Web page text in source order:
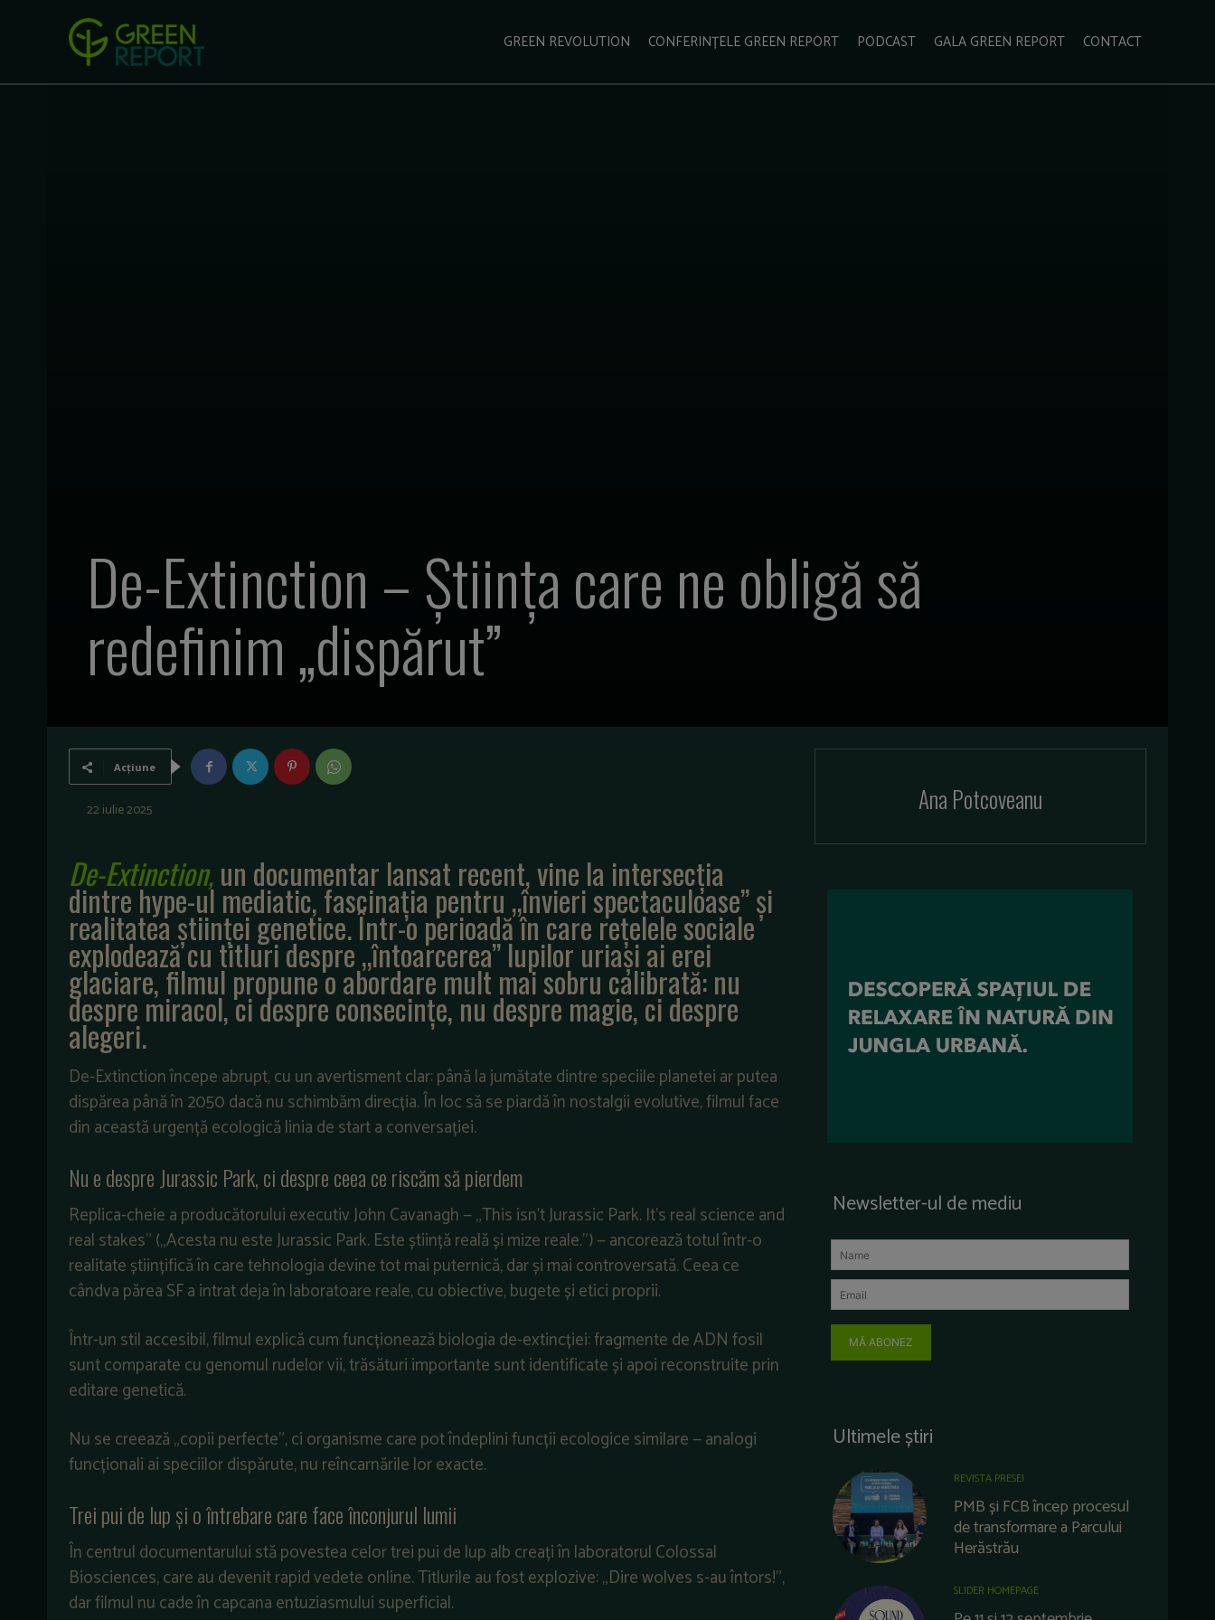
GREEN REVOLUTION CONFERINȚELE GREEN REPORT PODCAST GALA GREEN REPORT CONTACT
SCHIMBĂRI CLIMATICE
De-Extinction – Știința care ne obligă să
redefinim „dispărut”
Acțiune
22 iulie 2025
De-Extinction,un documentar lansat recent, vine la intersecția
dintre hype-ul mediatic, fascinația pentru „învieri spectaculoase” și
realitatea științei genetice.Într-o perioadă în care rețelele sociale
explodează cu titluri despre „întoarcerea” lupilor uriași ai erei
glaciare, filmul propune o abordare mult mai sobru calibrată: nu
despre miracol, ci despre consecințe, nu despre magie, ci despre
alegeri.
De-Extinction începe abrupt, cu un avertisment clar: până la jumătate dintre speciile planetei ar putea
dispărea până în 2050 dacă nu schimbăm direcția. În loc să se piardă în nostalgii evolutive, filmul face
din această urgență ecologică linia de start a conversației.
Nu e despre Jurassic Park, ci despre ceea ce riscăm să pierdem
Replica-cheie a producătorului executiv John Cavanagh — „This isn’t Jurassic Park. It’s real science and
real stakes” („Acesta nu este Jurassic Park. Este știință reală și mize reale.”) — ancorează totul într-o
realitate științifică în care tehnologia devine tot mai puternică, dar și mai controversată. Ceea ce
cândva părea SF a intrat deja în laboratoare reale, cu obiective, bugete și etici proprii.
Într-un stil accesibil, filmul explică cum funcționează biologia de-extincției: fragmente de ADN fosil
sunt comparate cu genomul rudelor vii, trăsături importante sunt identificate și apoi reconstruite prin
editare genetică.
Nu se creează „copii perfecte”, ci organisme care pot îndeplini funcții ecologice similare — analogi
funcționali ai speciilor dispărute, nu reîncarnările lor exacte.
Trei pui de lup și o întrebare care face înconjurul lumii
În centrul documentarului stă povestea celor trei pui de lup alb creați în laboratorul Colossal
Biosciences, care au devenit rapid vedete online. Titlurile au fost explozive: „Dire wolves s-au întors!”,
dar filmul nu cade în capcana entuziasmului superficial.
Ana Potcoveanu
Newsletter-ul de mediu
MĂ ABONEZ
Ultimele știri
REVISTA PRESEI
PMB și FCB încep procesul
de transformare a Parcului
Herăstrău
SLIDER HOMEPAGE